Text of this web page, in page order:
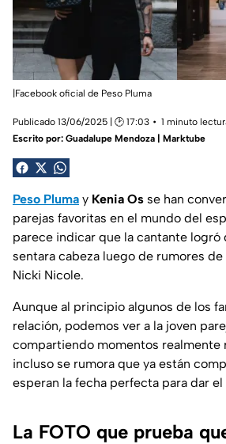
|Facebook oficial de Peso Pluma
Publicado 13/06/2025 | 🕑 17:03
1 minuto
Escrito por: Guadalupe Mendoza | Marktube
Peso Pluma y Kenia Os se han
parejas favoritas en el mundo del
parece indicar que la cantante logró
sentara cabeza luego de rumores
Nicki Nicole.
Aunque al principio algunos de los
relación, podemos ver a la joven
compartiendo momentos realmente
incluso se rumora que ya están
esperan la fecha perfecta para dar el
La FOTO que prueba